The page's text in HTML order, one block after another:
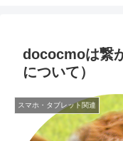
dococmoは繋
について）
スマホ・タブレット関連